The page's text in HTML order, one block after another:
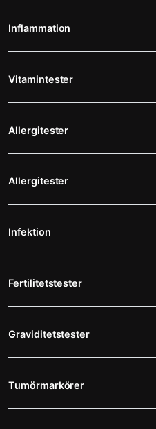
Inflammation
Vitamintester
Allergitester
Allergitester
Infektion
Fertilitetstester
Graviditetstester
Tumörmarkörer